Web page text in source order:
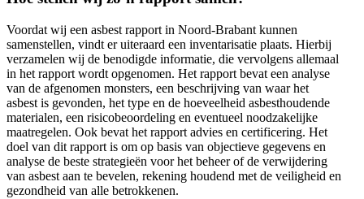
Voordat wij een asbest rapport in Noord-Brabant kunnen
samenstellen, vindt er uiteraard een inventarisatie plaats. Hierbij
verzamelen wij de benodigde informatie, die vervolgens allemaal
in het rapport wordt opgenomen. Het rapport bevat een analyse
van de afgenomen monsters, een beschrijving van waar het
asbest is gevonden, het type en de hoeveelheid asbesthoudende
materialen, een risicobeoordeling en eventueel noodzakelijke
maatregelen. Ook bevat het rapport advies en certificering. Het
doel van dit rapport is om op basis van objectieve gegevens en
analyse de beste strategieën voor het beheer of de verwijdering
van asbest aan te bevelen, rekening houdend met de veiligheid en
gezondheid van alle betrokkenen.